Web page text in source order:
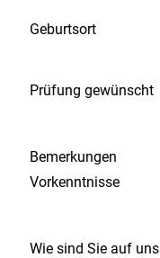
Geburtsort
Prüfung gewünscht
Bemerkungen
Vorkenntnisse
Wie sind Sie auf uns